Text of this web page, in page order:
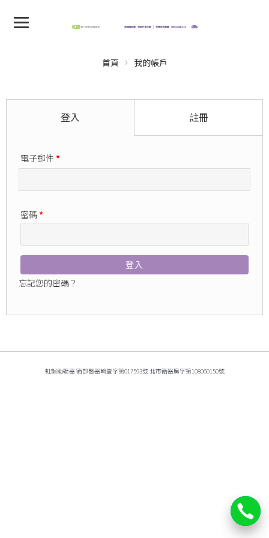
首頁 我的帳戶
登入 註冊
電子郵件 *
密碼*
登入
忘記您的密碼？
虹韻助聽器 衛部醫器輸壹字第017593號 北市衛器廣字第108060150號